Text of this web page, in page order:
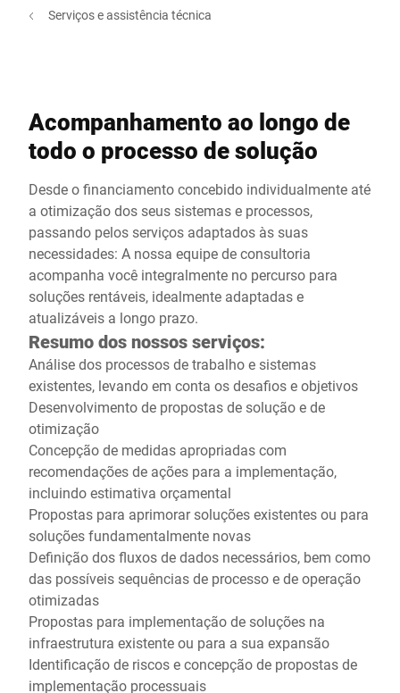
Serviços e assistência técnica
Acompanhamento ao longo de
todo o processo de solução
Desde o financiamento concebido individualmente até
a otimização dos seus sistemas e processos,
passando pelos serviços adaptados às suas
necessidades: A nossa equipe de consultoria
acompanha você integralmente no percurso para
soluções rentáveis, idealmente adaptadas e
atualizáveis a longo prazo.
Resumo dos nossos serviços:
Análise dos processos de trabalho e sistemas
existentes, levando em conta os desafios e objetivos
Desenvolvimento de propostas de solução e de
otimização
Concepção de medidas apropriadas com
recomendações de ações para a implementação,
incluindo estimativa orçamental
Propostas para aprimorar soluções existentes ou para
soluções fundamentalmente novas
Definição dos fluxos de dados necessários, bem como
das possíveis sequências de processo e de operação
otimizadas
Propostas para implementação de soluções na
infraestrutura existente ou para a sua expansão
Identificação de riscos e concepção de propostas de
implementação processuais